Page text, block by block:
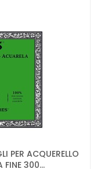
PER ACQUERELLO
FINE 300...